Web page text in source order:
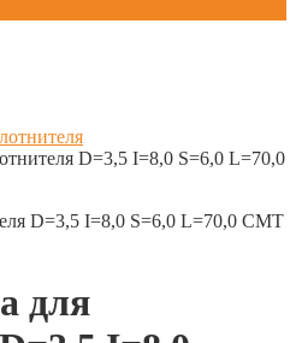
D=3,5 I=8,0 S=6,0 L=70,0
D=3,5 I=8,0 S=6,0 L=70,0 CMT
для